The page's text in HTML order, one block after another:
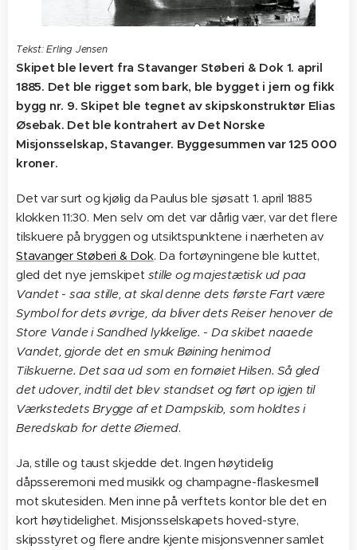
Tekst: Erling Jensen
Skipet ble levert fra Stavanger Støberi & Dok 1. april
1885. Det ble rigget som bark, ble bygget i jern og fikk
bygg nr. 9. Skipet ble tegnet av skipskonstruktør Elias
Øsebak. Det ble kontrahert av Det Norske
Misjonsselskap, Stavanger. Byggesummen var 125 000
kroner.
Det var surt og kjølig da Paulus ble sjøsatt 1. april 1885
klokken 11:30. Men selv om det var dårlig vær, var det flere
tilskuere på bryggen og utsiktspunktene i nærheten av
Stavanger Støberi & Dok. Da fortøyningene ble kuttet,
gled det nye jernskipet stille og majestætisk ud paa
Vandet - saa stille, at skal denne dets første Fart være
Symbol for dets øvrige, da bliver dets Reiser henover de
Store Vande i Sandhed lykkelige. - Da skibet naaede
Vandet, gjorde det en smuk Bøining henimod
Tilskuerne. Det saa ud som en fornøiet Hilsen. Så gled
det udover, indtil det blev standset og ført op igjen til
Værkstedets Brygge af et Dampskib, som holdtes i
Beredskab for dette Øiemed.
Ja, stille og taust skjedde det. Ingen høytidelig
dåpsseremoni med musikk og champagne-flaskesmell
mot skutesiden. Men inne på verftets kontor ble det en
kort høytidelighet. Misjonsselskapets hoved-styre,
skipsstyret og flere andre kjente misjonsvenner samlet